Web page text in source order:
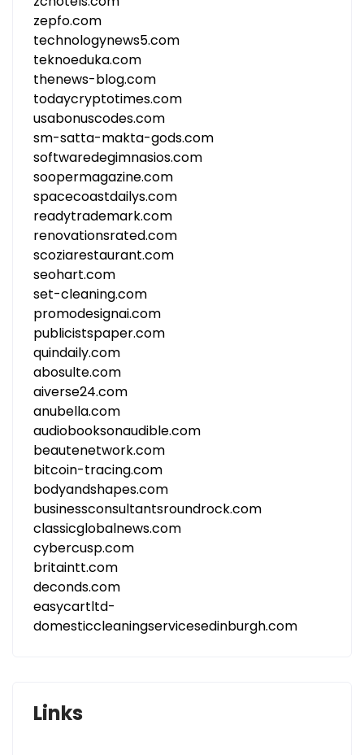
zepfo.com
technologynews5.com
teknoeduka.com
thenews-blog.com
todaycryptotimes.com
usabonuscodes.com
sm-satta-makta-gods.com
softwaredegimnasios.com
soopermagazine.com
spacecoastdailys.com
readytrademark.com
renovationsrated.com
scoziarestaurant.com
seohart.com
set-cleaning.com
promodesignai.com
publicistspaper.com
quindaily.com
abosulte.com
aiverse24.com
anubella.com
audiobooksonaudible.com
beautenetwork.com
bitcoin-tracing.com
bodyandshapes.com
businessconsultantsroundrock.com
classicglobalnews.com
cybercusp.com
britaintt.com
deconds.com
easycartltd-
domesticcleaningservicesedinburgh.com
Links